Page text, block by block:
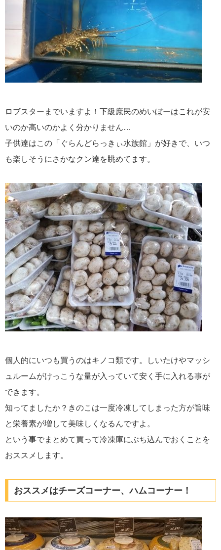
ロブスターまでいますよ！下級庶民のめいぼーはこれが安
いのか高いのかよく分かりません…
子供達はこの「ぐらんどらっきぃ水族館」が好きで、いつ
も楽しそうにさかなクン達を眺めてます。
個人的にいつも買うのはキノコ類です。しいたけやマッシ
ュルームがけっこうな量が入っていて安く手に入れる事が
できます。
知ってましたか？きのこは一度冷凍してしまった方が旨味
と栄養素が増して美味しくなるんですよ。
という事でまとめて買って冷凍庫にぶち込んでおくことを
おススメします。
おススメはチーズコーナー、ハムコーナー！